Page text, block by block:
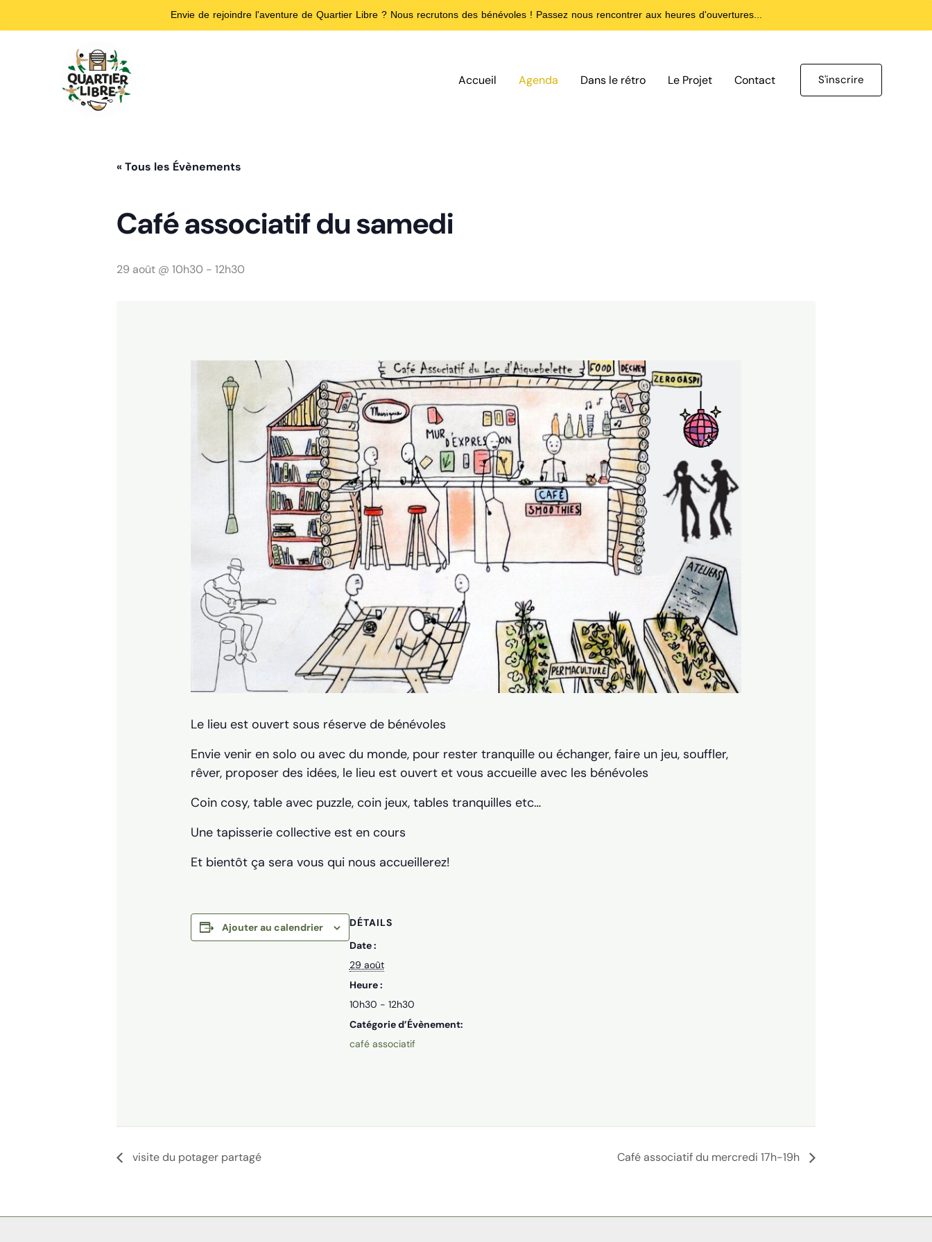
Envie de rejoindre l'aventure de Quartier Libre ? Nous recrutons des bénévoles ! Passez nous rencontrer aux heures d'ouvertures...
Accueil Agenda Dans le rétro Le Projet Contact S'inscrire
« Tous les Évènements
Café associatif du samedi
29 août @ 10h30 - 12h30
Le lieu est ouvert sous réserve de bénévoles
Envie venir en solo ou avec du monde, pour rester tranquille ou échanger, faire un jeu, souffler,
rêver, proposer des idées, le lieu est ouvert et vous accueille avec les bénévoles
Coin cosy, table avec puzzle, coin jeux, tables tranquilles etc…
Une tapisserie collective est en cours
Et bientôt ça sera vous qui nous accueillerez!
Ajouter au calendrier
DÉTAILS
Date :
29 août
Heure :
10h30 - 12h30
Catégorie d’Évènement:
café associatif
visite du potager partagé Café associatif du mercredi 17h-19h